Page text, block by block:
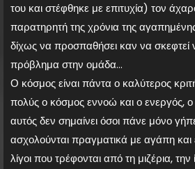
του και στέφθηκε με επιτυχία) τον
παρατηρητή της χρόνια της
δίχως να προσπαθήσει καν να σκεφτεί
πρόβλημα στην ομάδα…
Ο κόσμος είναι πάντα ο καλύτερος
πολύς ο κόσμος εννοώ και ο ενεργός,
αυτός δεν σημαίνει όσοι πάνε μόνο
ασχολούνται πραγματικά με αγάπη και
λίγοι που τρέφονται από τη μιζέρια, την